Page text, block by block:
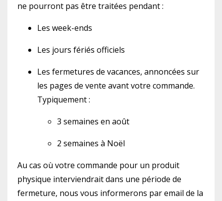
ne pourront pas être traitées pendant :
Les week-ends
Les jours fériés officiels
Les fermetures de vacances, annoncées sur
les pages de vente avant votre commande.
Typiquement :
3 semaines en août
2 semaines à Noël
Au cas où votre commande pour un produit
physique interviendrait dans une période de
fermeture, nous vous informerons par email de la